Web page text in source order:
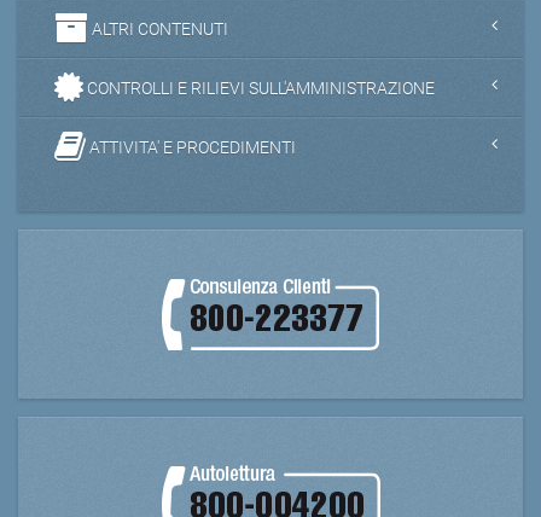
ALTRI CONTENUTI
CONTROLLI E RILIEVI SULL'AMMINISTRAZIONE
ATTIVITA' E PROCEDIMENTI